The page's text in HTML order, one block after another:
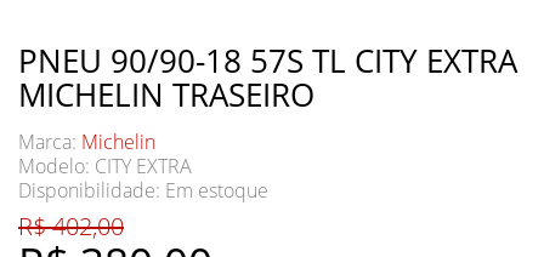
PNEU 90/90-18 57S TL CITY EXTRA
MICHELIN TRASEIRO
Marca: Michelin
Modelo: CITY EXTRA
Disponibilidade: Em estoque
R$ 402,00